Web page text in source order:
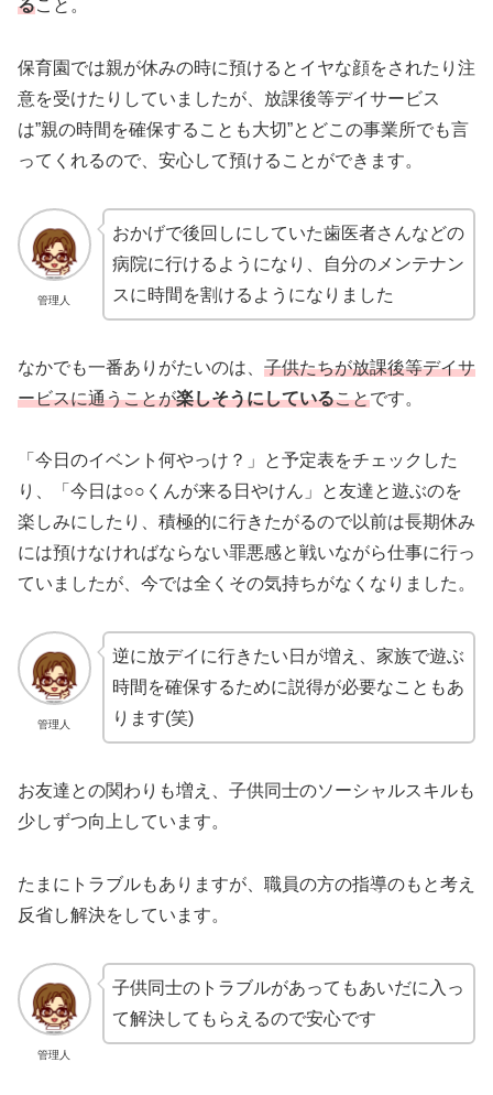
ること。
保育園では親が休みの時に預けるとイヤな顔をされたり注
意を受けたりしていましたが、放課後等デイサービス
は”親の時間を確保することも大切”とどこの事業所でも言
ってくれるので、安心して預けることができます。
管理人
おかげで後回しにしていた歯医者さんなどの
病院に行けるようになり、自分のメンテナン
スに時間を割けるようになりました
なかでも一番ありがたいのは、 子供たちが放課後等デイサ
ービスに通うことが楽しそうにしていることです。
「今日のイベント何やっけ？」と予定表をチェックした
り、「今日は○○くんが来る日やけん」と友達と遊ぶのを
楽しみにしたり、積極的に行きたがるので以前は長期休み
には預けなければならない罪悪感と戦いながら仕事に行っ
ていましたが、今では全くその気持ちがなくなりました。
管理人
逆に放デイに行きたい日が増え、家族で遊ぶ
時間を確保するために説得が必要なこともあ
ります(笑)
お友達との関わりも増え、子供同士のソーシャルスキルも
少しずつ向上しています。
たまにトラブルもありますが、職員の方の指導のもと考え
反省し解決をしています。
管理人
子供同士のトラブルがあってもあいだに入っ
て解決してもらえるので安心です